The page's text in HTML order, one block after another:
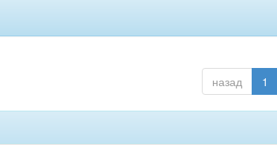
назад 1